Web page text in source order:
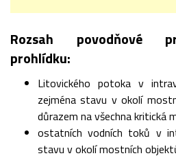
Rozsah povodňové
prohlídku:
Litovického potoka v
zejména stavu v okolí
důrazem na všechna kritická
ostatních vodních toků v
stavu v okolí mostních